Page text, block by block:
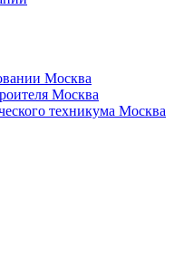
Москва
Москва
техникума Москва